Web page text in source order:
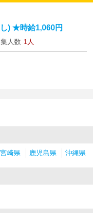
) ★時給1,060円
人数 1人
宮崎県 鹿児島県 沖縄県